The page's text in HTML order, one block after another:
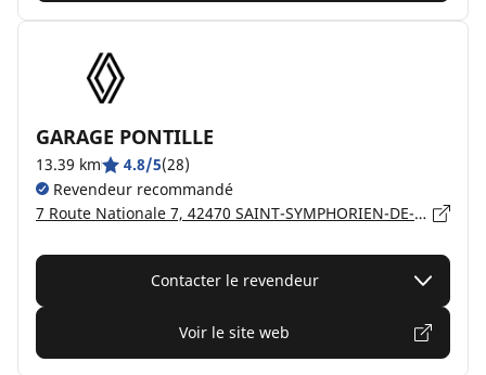
GARAGE PONTILLE
13.39 km 4.8/5(28)
Revendeur recommandé
7 Route Nationale 7, 42470 SAINT-SYMPHORIEN-DE-LAY
Contacter le revendeur
Voir le site web